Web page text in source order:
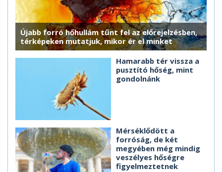
Újabb forró hőhullám tűnt fel az előrejelzésben,
térképeken mutatjuk, mikor ér el minket
Hamarabb tér vissza a
pusztító hőség, mint
gondolnánk
Mérséklődött a
forróság, de két
megyében még mindig
veszélyes hőségre
figyelmeztetnek